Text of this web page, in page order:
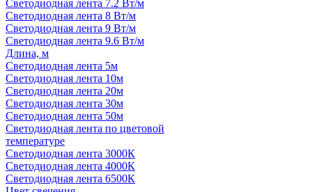
Светодиодная лента 7.2 Вт/м
Светодиодная лента 8 Вт/м
Светодиодная лента 9 Вт/м
Светодиодная лента 9.6 Вт/м
Длина, м
Светодиодная лента 5м
Светодиодная лента 10м
Светодиодная лента 20м
Светодиодная лента 30м
Светодиодная лента 50м
Светодиодная лента по цветовой
температуре
Светодиодная лента 3000К
Светодиодная лента 4000К
Светодиодная лента 6500К